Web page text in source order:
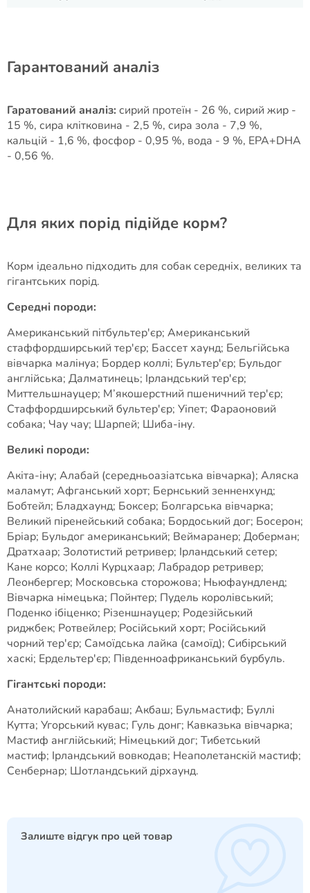
Гарантований аналіз
Гаратований аналіз: сирий протеїн - 26 %, сирий жир -
15 %, сира клітковина - 2,5 %, сира зола - 7,9 %,
кальцій - 1,6 %, фосфор - 0,95 %, вода - 9 %, EPA+DHA
- 0,56 %.
Для яких порід підійде корм?
Корм ідеально підходить для собак середніх, великих та
гігантських порід.
Середні породи:
Американський пітбультер'єр; Американський
стаффордширський тер'єр; Бассет хаунд; Бельгійська
вівчарка малінуа; Бордер коллі; Бультер'єр; Бульдог
англійська; Далматинець; Ірландський тер'єр;
Миттельшнауцер; М’якошерстний пшеничний тер'єр;
Стаффордширський бультер'єр; Уіпет; Фараоновий
собака; Чау чау; Шарпей; Шиба-іну.
Великі породи:
Акіта-іну; Алабай (середньоазіатська вівчарка); Аляска
маламут; Афганський хорт; Бернський зенненхунд;
Бобтейл; Бладхаунд; Боксер; Болгарська вівчарка;
Великий піренейський собака; Бордоський дог; Босерон;
Бріар; Бульдог американський; Веймаранер; Доберман;
Дратхаар; Золотистий ретривер; Ірландський сетер;
Кане корсо; Коллі Курцхаар; Лабрадор ретривер;
Леонбергер; Московська сторожова; Ньюфаундленд;
Вівчарка німецька; Пойнтер; Пудель королівський;
Поденко ібіценко; Різеншнауцер; Родезійський
риджбек; Ротвейлер; Російський хорт; Російський
чорний тер'єр; Самоїдська лайка (самоїд); Сибірський
хаскі; Ердельтер'єр; Південноафриканський бурбуль.
Гігантські породи:
Анатолийский карабаш; Акбаш; Бульмастиф; Буллі
Кутта; Угорський кувас; Гуль донг; Кавказька вівчарка;
Мастиф англійський; Німецький дог; Тибетський
мастиф; Ірландський вовкодав; Неаполетанскій мастиф;
Сенбернар; Шотландський дірхаунд.
Залиште відгук про цей товар